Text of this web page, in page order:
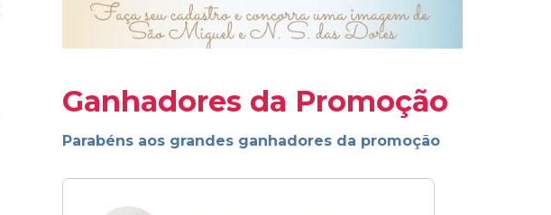
Ganhadores da Promoção
Parabéns aos grandes ganhadores da promoção